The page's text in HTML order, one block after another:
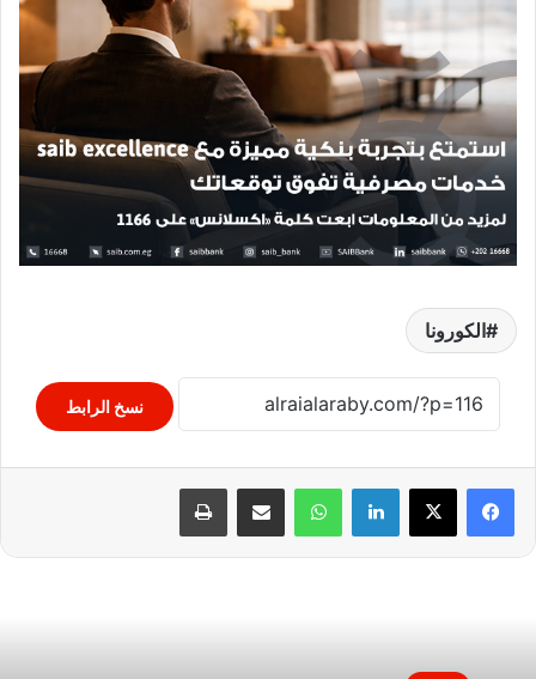
الكورونا
نسخ الرابط
لينكدإن واتساب مشاركة عبر البريد طباعة